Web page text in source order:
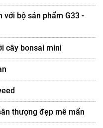
với bộ sản phẩm G33 -
cây bonsai mini
thượng đẹp mê mẩn